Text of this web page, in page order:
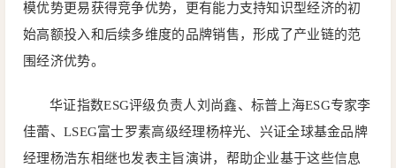
模优势更易获得竞争优势，更有能力支持知识型经济的初
始高额投入和后续多维度的品牌销售，形成了产业链的范
围经济优势。
华证指数ESG评级负责人刘尚鑫、标普上海ESG专家李
佳蕾、LSEG富士罗素高级经理杨梓光、兴证全球基金品牌
经理杨浩东相继也发表主旨演讲，帮助企业基于这些信息